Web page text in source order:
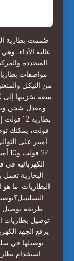
عالية الأداء،
المتجددة
مواصفات
من النيكل
أمبير على
24
الكهربائية في
البطاريات. ما هو
طريقة توصيل
توصيل بطاريات
يرفع الجهد
توصيلها في